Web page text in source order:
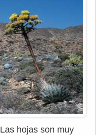
Las hojas son muy